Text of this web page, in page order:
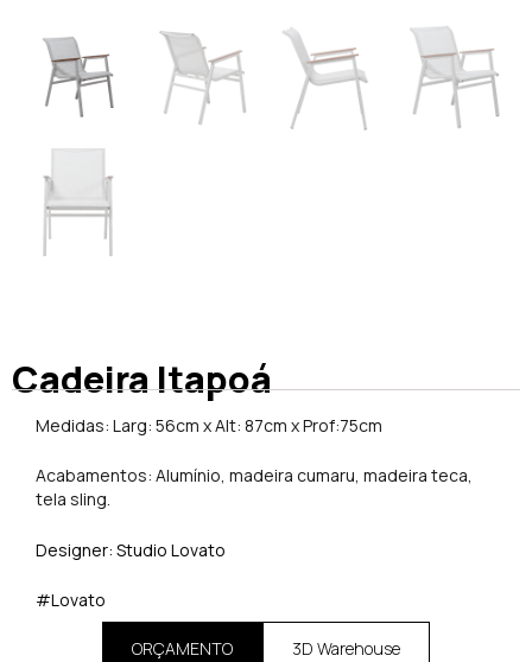
Cadeira Itapoá
Medidas: Larg: 56cm x Alt: 87cm x Prof:75cm
Acabamentos: Alumínio, madeira cumaru, madeira teca,
tela sling.
Designer: Studio Lovato
#Lovato
ORÇAMENTO 3D Warehouse